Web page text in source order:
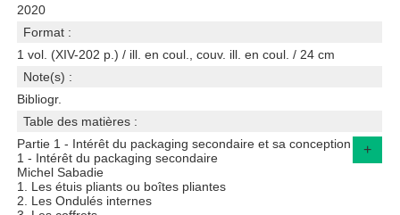
2020
Format :
1 vol. (XIV-202 p.) / ill. en coul., couv. ill. en coul. / 24 cm
Note(s) :
Bibliogr.
Table des matières :
Partie 1 - Intérêt du packaging secondaire et sa conception
1 - Intérêt du packaging secondaire
Michel Sabadie
1. Les étuis pliants ou boîtes pliantes
2. Les Ondulés internes
+